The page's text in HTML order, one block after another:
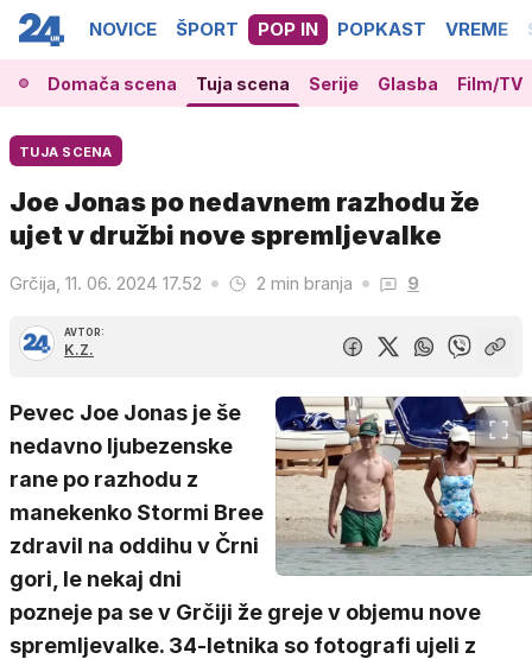
NOVICE ŠPORT POP IN POPKAST VREME
Domača scena Tuja scena Serije Glasba Film/TV
TUJA SCENA
Joe Jonas po nedavnem razhodu že
ujet v družbi nove spremljevalke
Grčija, 11. 06. 2024 17.52 2 min branja 9
AVTOR:
K.Z.
Pevec Joe Jonas je še
nedavno ljubezenske
rane po razhodu z
manekenko Stormi Bree
zdravil na oddihu v Črni
gori, le nekaj dni
pozneje pa se v Grčiji že greje v objemu nove
spremljevalke. 34-letnika so fotografi ujeli z